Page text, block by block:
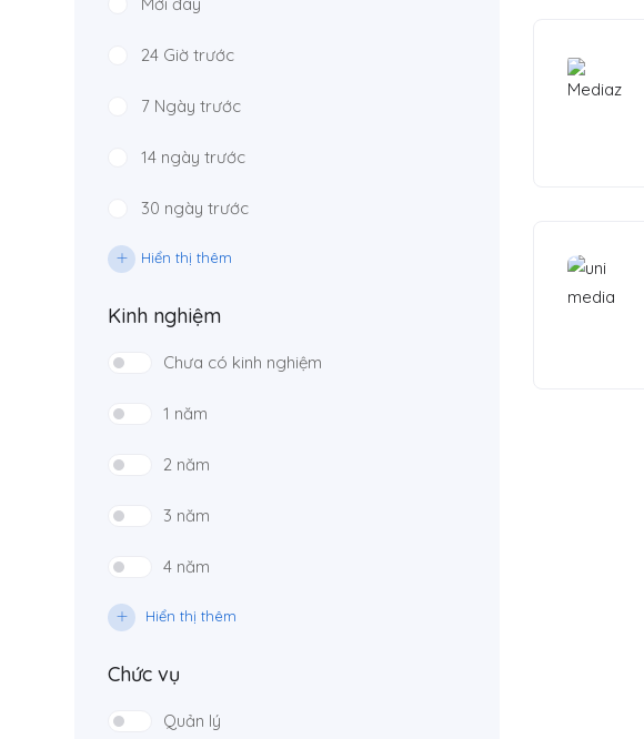
24 Giờ trước
7 Ngày trước
14 ngày trước
30 ngày trước
Hiển thị thêm
Kinh nghiệm
Chưa có kinh nghiệm
1 năm
2 năm
3 năm
4 năm
Hiển thị thêm
Chức vụ
Quản lý